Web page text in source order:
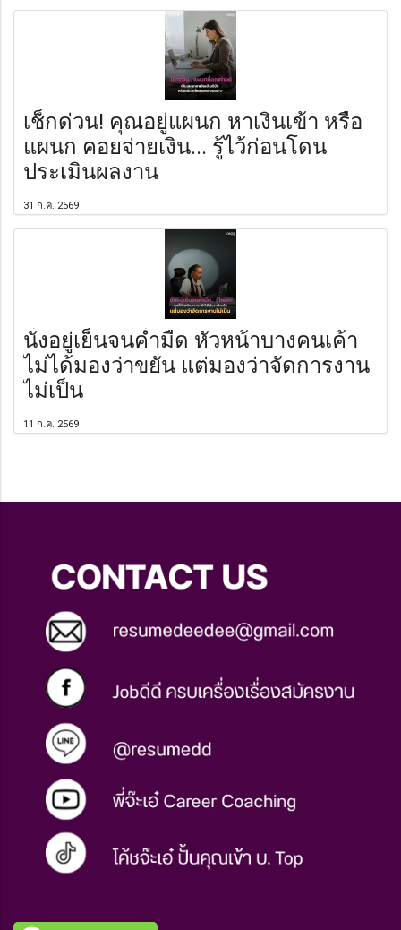
เช็กด่วน! คุณอยู่แผนก หาเงินเข้า หรือ
แผนก คอยจ่ายเงิน... รู้ไว้ก่อนโดน
ประเมินผลงาน
31 ก.ค. 2569
นั่งอยู่เย็นจนค่ำมืด หัวหน้าบางคนเค้า
ไม่ได้มองว่าขยัน แต่มองว่าจัดการงาน
ไม่เป็น
11 ก.ค. 2569